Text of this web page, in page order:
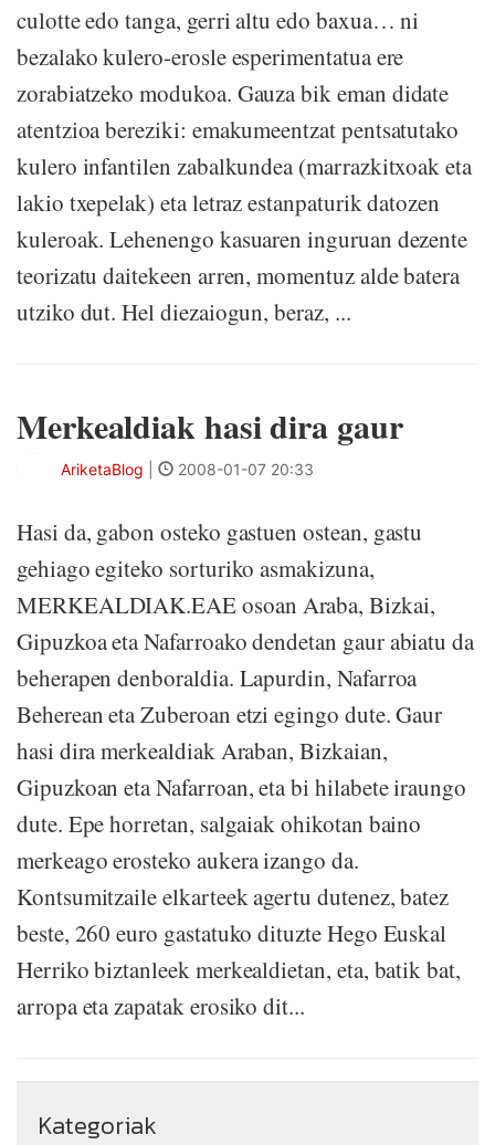
culotte edo tanga, gerri altu edo baxua… ni
bezalako kulero-erosle esperimentatua ere
zorabiatzeko modukoa. Gauza bik eman didate
atentzioa bereziki: emakumeentzat pentsatutako
kulero infantilen zabalkundea (marrazkitxoak eta
lakio txepelak) eta letraz estanpaturik datozen
kuleroak. Lehenengo kasuaren inguruan dezente
teorizatu daitekeen arren, momentuz alde batera
utziko dut. Hel diezaiogun, beraz, ...
Merkealdiak hasi dira gaur
AriketaBlog 2008-01-07 20:33
Hasi da, gabon osteko gastuen ostean, gastu
gehiago egiteko sorturiko asmakizuna,
MERKEALDIAK.EAE osoan Araba, Bizkai,
Gipuzkoa eta Nafarroako dendetan gaur abiatu da
beherapen denboraldia. Lapurdin, Nafarroa
Beherean eta Zuberoan etzi egingo dute. Gaur
hasi dira merkealdiak Araban, Bizkaian,
Gipuzkoan eta Nafarroan, eta bi hilabete iraungo
dute. Epe horretan, salgaiak ohikotan baino
merkeago erosteko aukera izango da.
Kontsumitzaile elkarteek agertu dutenez, batez
beste, 260 euro gastatuko dituzte Hego Euskal
Herriko biztanleek merkealdietan, eta, batik bat,
arropa eta zapatak erosiko dit...
Kategoriak